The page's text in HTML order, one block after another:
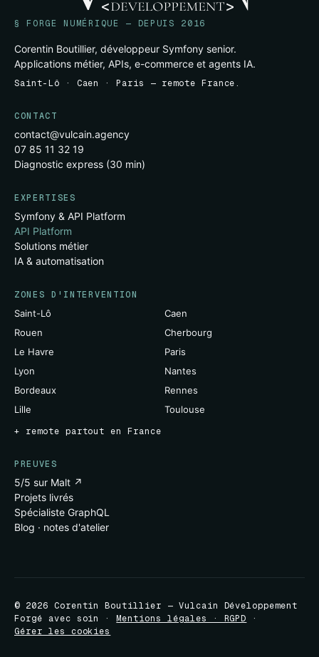
§ FORGE NUMÉRIQUE — DEPUIS 2016
Corentin Boutillier, développeur Symfony senior.
Applications métier, APIs, e-commerce et agents IA.
Saint-Lô · Caen · Paris — remote France.
CONTACT
contact@vulcain.agency
07 85 11 32 19
Diagnostic express (30 min)
EXPERTISES
Symfony & API Platform
API Platform
Solutions métier
IA & automatisation
ZONES D'INTERVENTION
Saint-Lô
Caen
Rouen
Cherbourg
Le Havre
Paris
Lyon
Nantes
Bordeaux
Rennes
Lille
Toulouse
+ remote partout en France
PREUVES
5/5 sur Malt ↗
Projets livrés
Spécialiste GraphQL
Blog · notes d'atelier
© 2026 Corentin Boutillier — Vulcain Développement
Forgé avec soin ·Mentions légales · RGPD ·
Gérer les cookies